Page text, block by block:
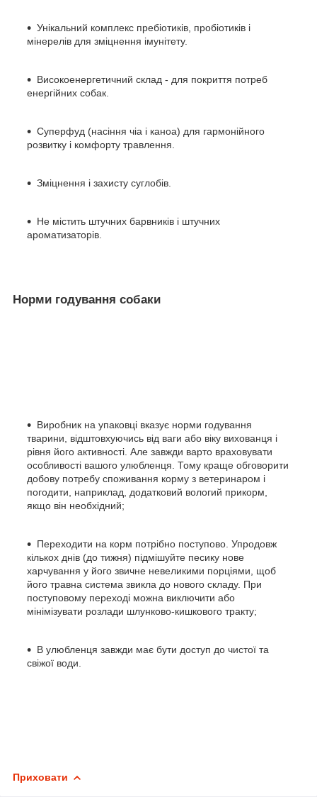
Унікальний комплекс пребіотиків, пробіотиків і
мінерелів для зміцнення імунітету.
Високоенергетичний склад - для покриття потреб
енергійних собак.
Суперфуд (насіння чіа і каноа) для гармонійного
розвитку і комфорту травлення.
Зміцнення і захисту суглобів.
Не містить штучних барвників і штучних
ароматизаторів.
Норми годування собаки
Виробник на упаковці вказує норми годування
тварини, відштовхуючись від ваги або віку вихованця і
рівня його активності. Але завжди варто враховувати
особливості вашого улюбленця. Тому краще обговорити
добову потребу споживання корму з ветеринаром і
погодити, наприклад, додатковий вологий прикорм,
якщо він необхідний;
Переходити на корм потрібно поступово. Упродовж
кількох днів (до тижня) підмішуйте песику нове
харчування у його звичне невеликими порціями, щоб
його травна система звикла до нового складу. При
поступовому переході можна виключити або
мінімізувати розлади шлунково-кишкового тракту;
В улюбленця завжди має бути доступ до чистої та
свіжої води.
Приховати